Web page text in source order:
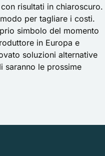
risultati in chiaroscuro.
per tagliare i costi.
simbolo del momento
in Europa e
soluzioni alternative
saranno le prossime